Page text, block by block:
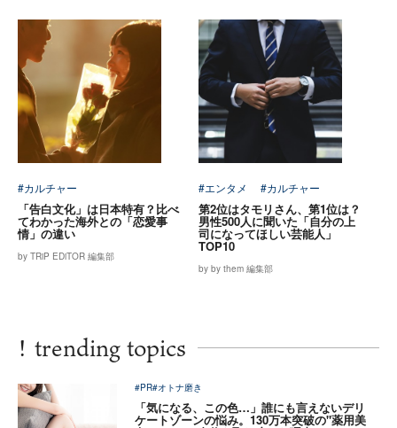
#カルチャー
「告白文化」は日本特有？比べ
てわかった海外との「恋愛事
情」の違い
by TRiP EDiTOR 編集部
#エンタメ #カルチャー
第2位はタモリさん、第1位は？
男性500人に聞いた「自分の上
司になってほしい芸能人」
TOP10
by by them 編集部
! trending topics
#PR#オトナ磨き
「気になる、この色…」誰にも言えないデリ
ケートゾーンの悩み。130万本突破の"薬用美